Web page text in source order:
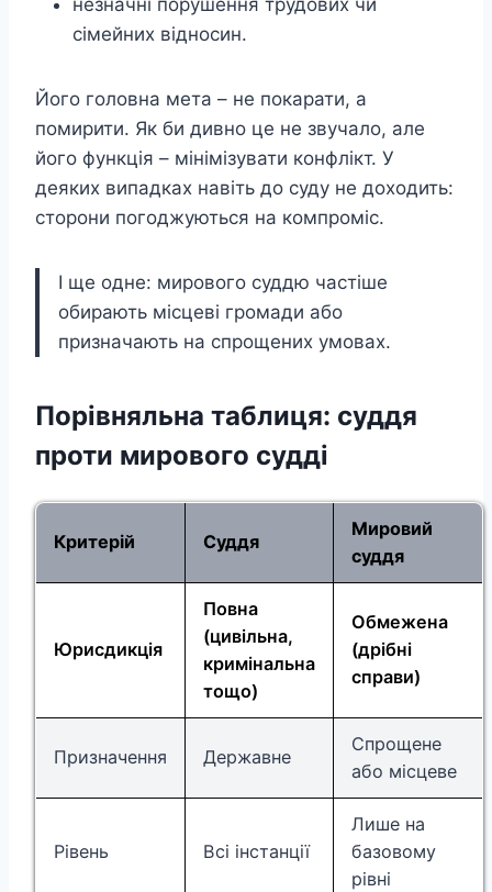
незначні порушення трудових чи
сімейних відносин.
Його головна мета – не покарати, а
помирити. Як би дивно це не звучало, але
його функція – мінімізувати конфлікт. У
деяких випадках навіть до суду не доходить:
сторони погоджуються на компроміс.
І ще одне: мирового суддю частіше
обирають місцеві громади або
призначають на спрощених умовах.
Порівняльна таблиця: суддя
проти мирового судді
Критерій Суддя
Мировий
суддя
Юрисдикція
Повна
(цивільна,
кримінальна
тощо)
Обмежена
(дрібні
справи)
Призначення Державне
Спрощене
або місцеве
Рівень Всі інстанції
Лише на
базовому
рівні